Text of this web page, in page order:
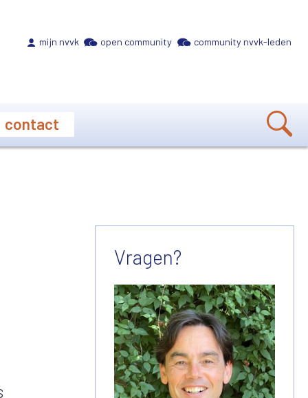
mijn nvvk open community community nvvk-leden
contact
Vragen?